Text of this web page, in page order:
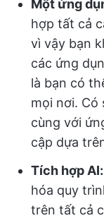
Một ứng
hợp tất cả
vì vậy bạn
các ứng
là bạn có
mọi nơi. Có
cùng với
cập dựa
Tích hợp AI:
hóa quy
trên tất cả